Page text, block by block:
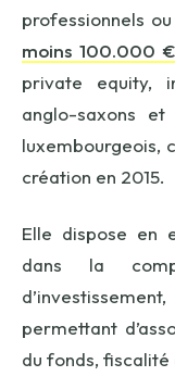
professionnels
moins 100.000 €
private equity,
anglo-saxons
luxembourgeois,
création en 2015.
Elle dispose en
dans la
permettant
du fonds,